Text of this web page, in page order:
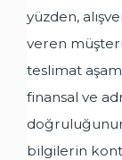
yüzden,
veren
teslimat
finansal ve
bilgilerin